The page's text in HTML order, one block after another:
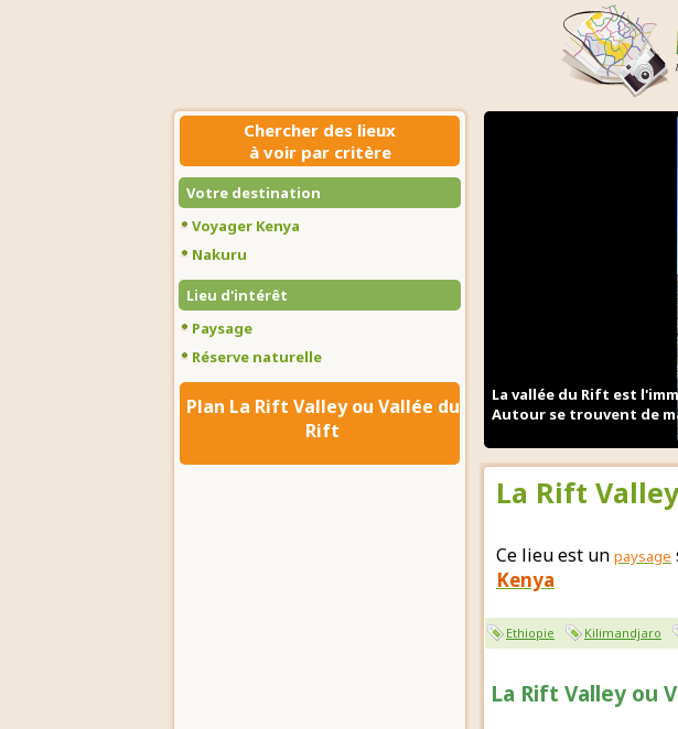
Chercher des lieux
à voir par critère
Votre destination
Voyager Kenya
Nakuru
Lieu d'intérêt
Paysage
Réserve naturelle
Plan La Rift Valley ou Vallée du
Rift
La vallée du Rift est
Autour se trouvent de
La Rift
Ce lieu est un paysage
Kenya
Ethiopie Kilimandjaro
La Rift Valley ou